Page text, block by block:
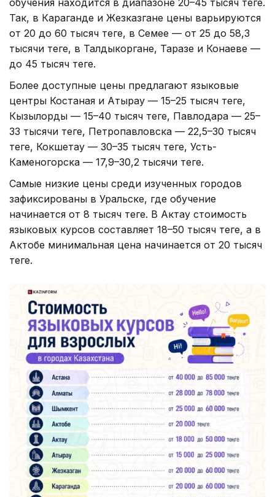
Так, в Караганде и Жезказгане цены варьируются
от 20 до 60 тысяч теңге, в Семее — от 25 до 58,3
тысячи теңге, в Талдыкоргане, Таразе и Конаеве —
до 45 тысяч теңге.
Более доступные цены предлагают языковые
центры Костаная и Атырау — 15–25 тысяч теңге,
Кызылорды — 15–40 тысяч теңге, Павлодара — 25–
33 тысячи теңге, Петропавловска — 22,5–30 тысяч
теңге, Кокшетау — 30–35 тысяч теңге, Усть-
Каменогорска — 17,9–30,2 тысячи теңге.
Самые низкие цены среди изученных городов
зафиксированы в Уральске, где обучение
начинается от 8 тысяч теңге. В Актау стоимость
языковых курсов составляет 18–50 тысяч теңге, а в
Актобе минимальная цена начинается от 20 тысяч
теңге.